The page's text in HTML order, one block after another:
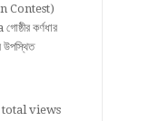
Contest)
কর্ণধার
উপস্থিত
total views